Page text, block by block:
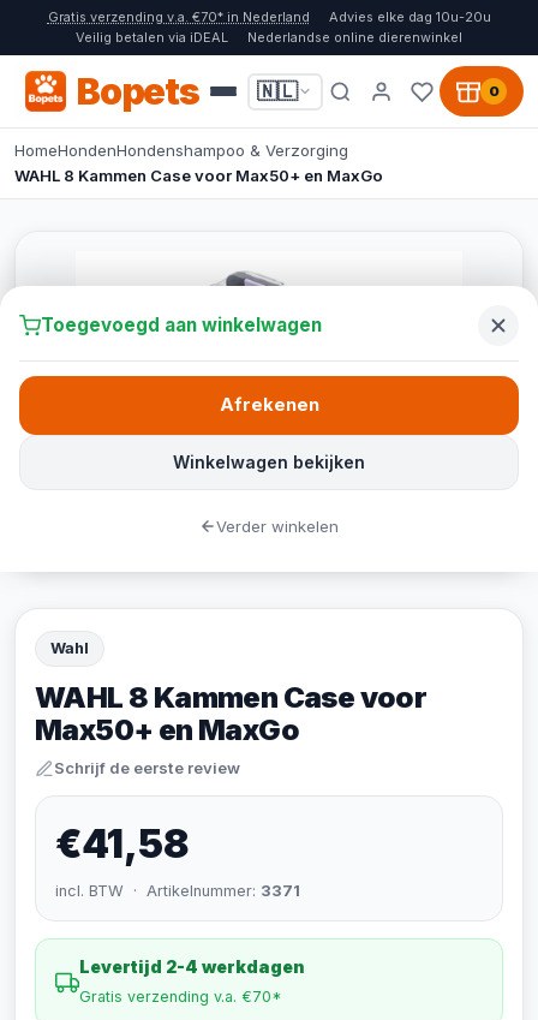
Gratis verzending v.a. €70* in Nederland
Advies elke dag 10u-20u
Veilig betalen via iDEAL
Nederlandse online dierenwinkel
Bopets 🇳🇱 0
HomeHondenHondenshampoo & Verzorging
WAHL 8 Kammen Case voor Max50+ en MaxGo
Wahl
WAHL 8 Kammen Case voor
Max50+ en MaxGo
Schrijf de eerste review
€41,58
incl. BTW · Artikelnummer: 3371
Levertijd 2-4 werkdagen
Gratis verzending v.a. €70*
Toegevoegd aan winkelwagen
Winkelwagen bekijken
Afrekenen
Verder winkelen